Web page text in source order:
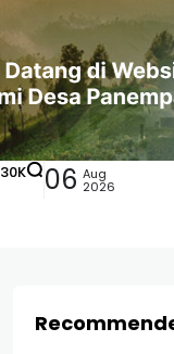
30K 06 Aug
2026